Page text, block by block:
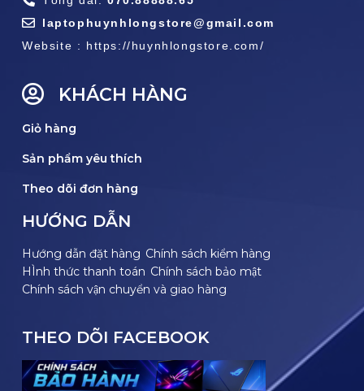
laptophuynhlongstore@gmail.com
Website : https://huynhlongstore.com/
KHÁCH HÀNG
Giỏ hàng
Sản phẩm yêu thích
Theo dõi đơn hàng
HƯỚNG DẪN
Hướng dẫn đặt hàng Chính sách kiểm hàng
HÌnh thức thanh toán Chính sách bảo mật
Chính sách vận chuyển và giao hàng
THEO DÕI FACEBOOK